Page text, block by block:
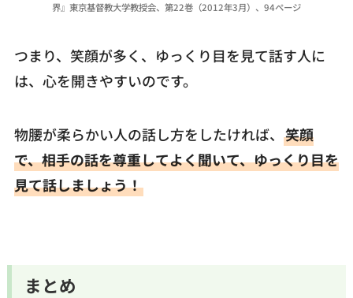
界』東京基督教大学教授会、第22巻（2012年3月）、94ページ
つまり、笑顔が多く、ゆっくり目を見て話す人に
は、心を開きやすいのです。
物腰が柔らかい人の話し方をしたければ、 笑顔
で、相手の話を尊重してよく聞いて、ゆっくり目を
見て話しましょう！
まとめ